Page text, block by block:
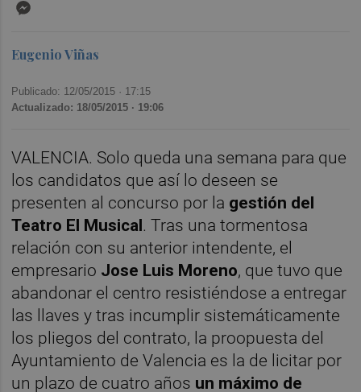
Eugenio Viñas
Publicado: 12/05/2015 · 17:15
Actualizado: 18/05/2015 · 19:06
VALENCIA. Solo queda una semana para que
los candidatos que así lo deseen se
presenten al concurso por la gestión del
Teatro El Musical. Tras una tormentosa
relación con su anterior intendente, el
empresario Jose Luis Moreno, que tuvo que
abandonar el centro resistiéndose a entregar
las llaves y tras incumplir sistemáticamente
los pliegos del contrato, la proopuesta del
Ayuntamiento de Valencia es la de licitar por
un plazo de cuatro años un máximo de